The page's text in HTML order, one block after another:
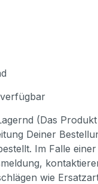
(Das
Deiner
Im Falle einer
wie